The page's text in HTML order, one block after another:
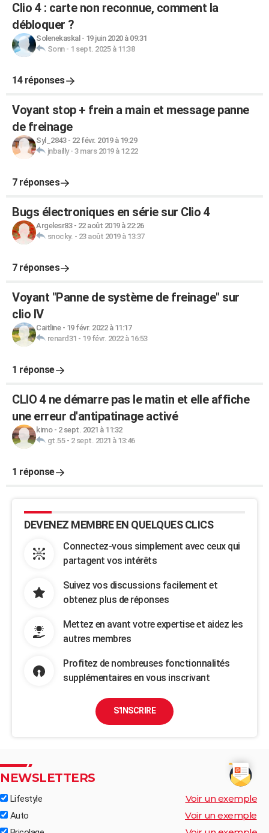
Clio 4 : carte non reconnue, comment la
débloquer ?
Solenekaskal - 19 juin 2020 à 09:31
Sonn- 1 sept. 2025 à 11:38
14 réponses
Voyant stop + frein a main et message panne
de freinage
Syl_2843- 22 févr. 2019 à 19:29
jnbailly- 3 mars 2019 à 12:22
7 réponses
Bugs électroniques en série sur Clio 4
Argelesr83- 22 août 2019 à 22:26
snocky. - 23 août 2019 à 13:37
7 réponses
Voyant "Panne de système de freinage" sur
clio IV
Caitline- 19 févr. 2022 à 11:17
renard31 - 19 févr. 2022 à 16:53
1 réponse
CLIO 4 ne démarre pas le matin et elle affiche
une erreur d'antipatinage activé
kimo- 2 sept. 2021 à 11:32
gt.55- 2 sept. 2021 à 13:46
1 réponse
DEVENEZ MEMBRE EN QUELQUES CLICS
Connectez-vous simplement avec ceux qui
partagent vos intérêts
Suivez vos discussions facilement et
obtenez plus de réponses
Mettez en avant votre expertise et aidez les
autres membres
Profitez de nombreuses fonctionnalités
supplémentaires en vous inscrivant
S'INSCRIRE
NEWSLETTERS
Lifestyle Voir un exemple
Auto Voir un exemple